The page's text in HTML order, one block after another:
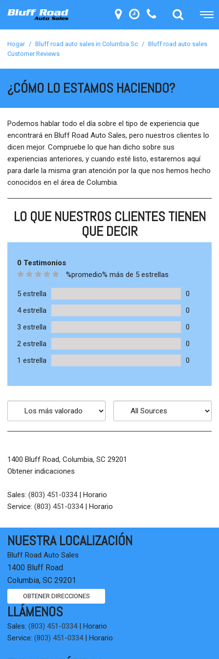
Hogar / Bluff road auto sales in Columbia Sc / Bluff road auto sales
Customer Reviews
¿CÓMO LO ESTAMOS HACIENDO?
Podemos hablar todo el día sobre el tipo de experiencia que
encontrará en Bluff Road Auto Sales, pero nuestros clientes lo
dicen mejor. Compruebe lo que han dicho sobre sus
experiencias anteriores, y cuando esté listo, estaremos aquí
para darle la misma gran atención por la que nos hemos hecho
conocidos en el área de Columbia.
LO QUE NUESTROS CLIENTES TIENEN
QUE DECIR
0 Testimonios
%promedio% más de 5 estrellas
5 estrella
0
4 estrella
0
3 estrella
0
2 estrella
0
1 estrella
0
1400 Bluff Road, Columbia, SC 29201
Obtener indicaciones
Sales: (803) 451-0334| Horario
Service: (803) 451-0334| Horario
NUESTRA LOCALIZACIÓN
Bluff Road Auto Sales
1400 Bluff Road
Columbia, SC 29201
OBTENER DIRECCIONES
LLÁMENOS
Sales: (803) 451-0334| Horario
Service: (803) 451-0334| Horario